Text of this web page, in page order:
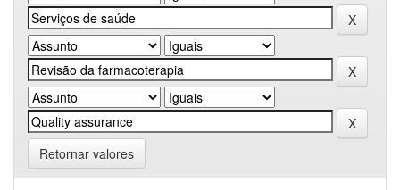
Retornar valores